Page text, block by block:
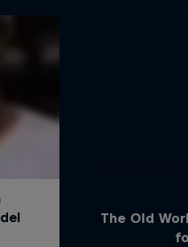
The Old